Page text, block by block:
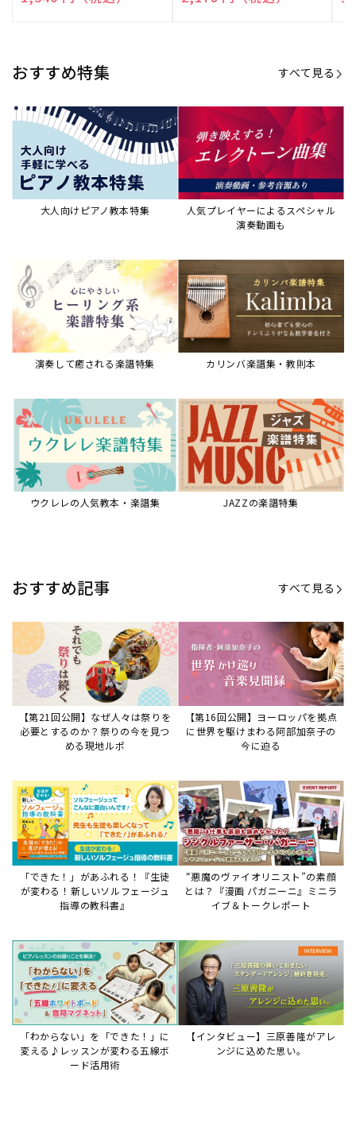
JAZZの楽譜特集
おすすめ記事 すべて見る
【第21回公開】なぜ人々は祭りを
必要とするのか？祭りの今を見つ
める現地ルポ
【第16回公開】ヨーロッパを拠点
に世界を駆けまわる阿部加奈子の
今に迫る
「できた！」があふれる！『生徒
指導の教科書』
イブ＆トークレポート
ード活用術
サイトからのお知らせ
ータについて
2026年7月27日
本件は、ディスクラビアをヤマハミュージックデー
タショップと接続してご利用いただいているお客
様への重要なお知らせです。